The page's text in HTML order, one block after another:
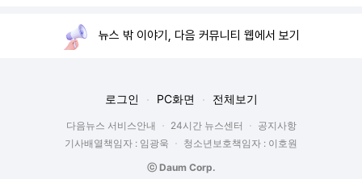
뉴스 밖 이야기, 다음 커뮤니티 웹에서 보기
로그인 PC화면 전체보기
다음뉴스 서비스안내 24시간 뉴스센터
공지사항
기사배열책임자 : 임광욱
청소년보호책임자 : 이호원
ⓒ Daum Corp.